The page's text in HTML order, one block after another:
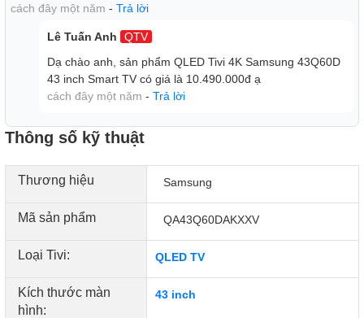
Tivi Samsung chạy trên hệ điều hành Tizen™, mang đến
cho người dùng giao diện trực quan và dễ dàng sử dụng.
Ngoài ra, tivi còn có một kho ứng dụng phong phú, giúp đáp
ứng nhu cầu giải trí đa dạng của người dùng. Có nhiều ứng
dụng phổ biến có sẵn như YouTube, Netflix, VietON, FPT
Play, MyTV, Galaxy Play, TV360, VTVCab ON, Clip TV,
VTVGo, Spotify và trình duyệt web…
cách đây một năm - Trả lời
Lê Tuấn Anh
QTV
Dạ chào anh, sản phẩm QLED Tivi 4K Samsung 43Q60D
43 inch Smart TV có giá là 10.490.000đ ạ
cách đây một năm - Trả lời
Thông số kỹ thuật
Thương hiệu Samsung
Mã sản phẩm QA43Q60DAKXXV
Loại Tivi: QLED TV
Kích thước màn
hình:
43 inch